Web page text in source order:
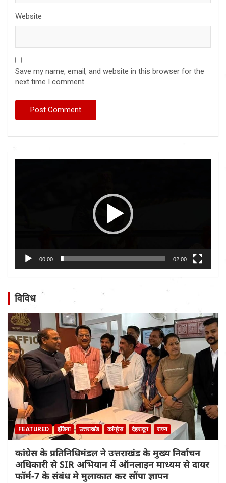
Website
Save my name, email, and website in this browser for the
next time I comment.
00:00 02:00
विविध
FEATURED इंडिया उत्तराखंड कांग्रेस देहरादून राज्य
कांग्रेस के प्रतिनिधिमंडल ने उत्तराखंड के मुख्य निर्वाचन
अधिकारी से SIR अभियान में ऑनलाइन माध्यम से दायर
फॉर्म-7 के संबंध मे मुलाकात कर सौंपा ज्ञापन